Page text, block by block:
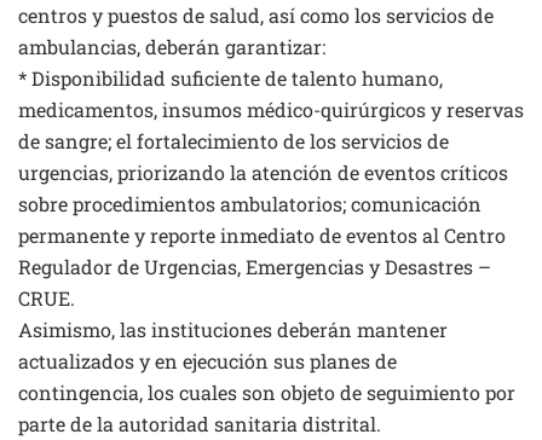
centros y puestos de salud, así como los servicios de
ambulancias, deberán garantizar:
* Disponibilidad suficiente de talento humano,
medicamentos, insumos médico-quirúrgicos y reservas
de sangre; el fortalecimiento de los servicios de
urgencias, priorizando la atención de eventos críticos
sobre procedimientos ambulatorios; comunicación
permanente y reporte inmediato de eventos al Centro
Regulador de Urgencias, Emergencias y Desastres –
CRUE.
Asimismo, las instituciones deberán mantener
actualizados y en ejecución sus planes de
contingencia, los cuales son objeto de seguimiento por
parte de la autoridad sanitaria distrital.